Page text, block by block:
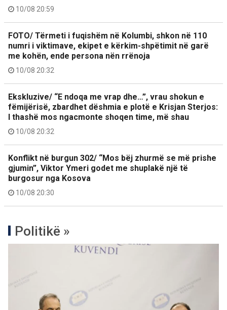
10/08 20:59
FOTO/ Tërmeti i fuqishëm në Kolumbi, shkon në 110
numri i viktimave, ekipet e kërkim-shpëtimit në garë
me kohën, ende persona nën rrënoja
10/08 20:32
Ekskluzive/ “E ndoqa me vrap dhe…”, vrau shokun e
fëmijërisë, zbardhet dëshmia e plotë e Krisjan Sterjos:
I thashë mos ngacmonte shoqen time, më shau
10/08 20:32
Konflikt në burgun 302/ “Mos bëj zhurmë se më prishe
gjumin”, Viktor Ymeri godet me shuplakë një të
burgosur nga Kosova
10/08 20:30
Politikë »